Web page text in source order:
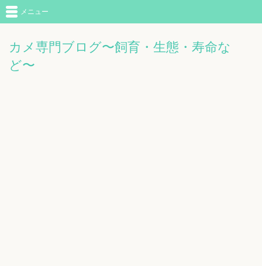
カメ専門ブログ〜飼育・生態・寿命な
ど〜
メニュー